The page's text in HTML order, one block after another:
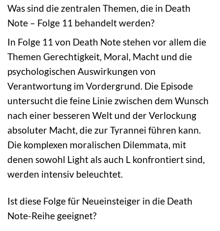
Was sind die zentralen Themen, die in Death
Note – Folge 11 behandelt werden?
In Folge 11 von Death Note stehen vor allem die
Themen Gerechtigkeit, Moral, Macht und die
psychologischen Auswirkungen von
Verantwortung im Vordergrund. Die Episode
untersucht die feine Linie zwischen dem Wunsch
nach einer besseren Welt und der Verlockung
absoluter Macht, die zur Tyrannei führen kann.
Die komplexen moralischen Dilemmata, mit
denen sowohl Light als auch L konfrontiert sind,
werden intensiv beleuchtet.
Ist diese Folge für Neueinsteiger in die Death
Note-Reihe geeignet?